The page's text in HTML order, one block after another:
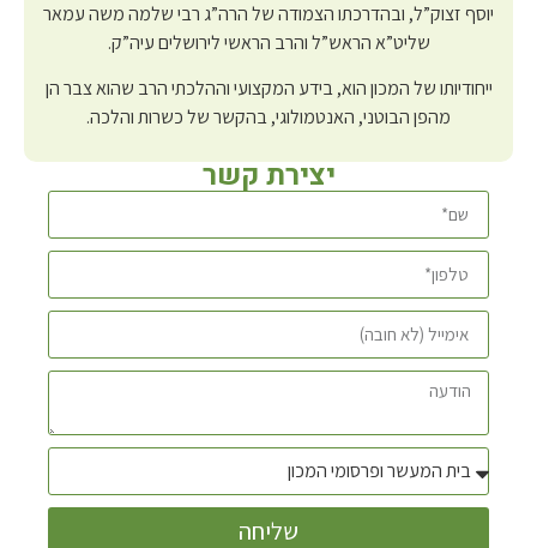
יוסף זצוק”ל, ובהדרכתו הצמודה של הרה”ג רבי שלמה משה עמאר
שליט”א הראש”ל והרב הראשי לירושלים עיה”ק.
ייחודיותו של המכון הוא, בידע המקצועי וההלכתי הרב שהוא צבר הן
מהפן הבוטני, האנטמולוגי, בהקשר של כשרות והלכה.
יצירת קשר
שליחה